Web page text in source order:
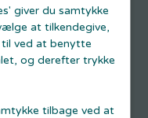
giver du samtykke
at tilkendegive,
til ved at benytte
og derefter trykke
tilbage ved at